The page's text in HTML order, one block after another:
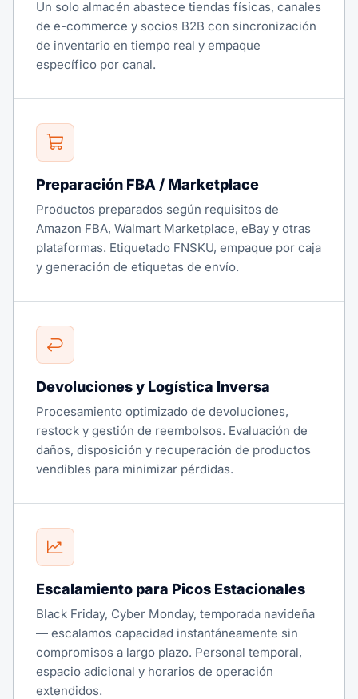
Un solo almacén abastece tiendas físicas, canales
de e-commerce y socios B2B con sincronización
de inventario en tiempo real y empaque
específico por canal.
Preparación FBA / Marketplace
Productos preparados según requisitos de
Amazon FBA, Walmart Marketplace, eBay y otras
plataformas. Etiquetado FNSKU, empaque por caja
y generación de etiquetas de envío.
Devoluciones y Logística Inversa
Procesamiento optimizado de devoluciones,
restock y gestión de reembolsos. Evaluación de
daños, disposición y recuperación de productos
vendibles para minimizar pérdidas.
Escalamiento para Picos Estacionales
Black Friday, Cyber Monday, temporada navideña
— escalamos capacidad instantáneamente sin
compromisos a largo plazo. Personal temporal,
espacio adicional y horarios de operación
extendidos.